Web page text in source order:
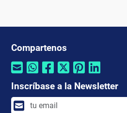
Compartenos
Inscríbase a la Newsletter